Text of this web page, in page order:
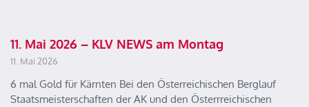
11. Mai 2026 – KLV NEWS am Montag
11. Mai 2026
6 mal Gold für Kärnten Bei den Österreichischen Berglauf
Staatsmeisterschaften der AK und den Österrreichischen